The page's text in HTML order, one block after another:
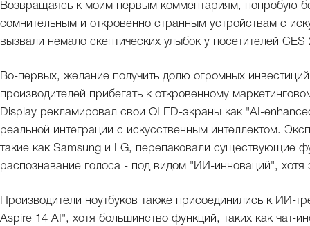
Возвращаясь к моим первым комментариям, попробую
сомнительным и откровенно странным устройствам с
вызвали немало скептических улыбок у посетителей CES
Во-первых, желание получить долю огромных
производителей прибегать к откровенному
Display рекламировал свои OLED-экраны как "AI-
реальной интеграции с искусственным интеллектом.
такие как Samsung и LG, перепаковали существующие
распознавание голоса - под видом "ИИ-инноваций", хотя
Производители ноутбуков также присоединились к ИИ-
Aspire 14 AI", хотя большинство функций, таких как чат-